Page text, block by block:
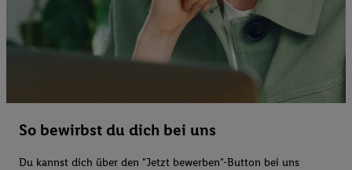
So bewirbst du dich bei uns
Du kannst dich über den "Jetzt bewerben"-Button bei uns